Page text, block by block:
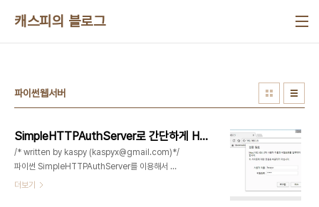
캐스피의 블로그
파이썬웹서버
SimpleHTTPAuthServer로 간단하게 HTTP 서버 구축하기
/* written by kaspy (kaspyx@gmail.com)*/
파이썬 SimpleHTTPAuthServer를 이용해서 간
단한 HTTP서버를 구축해보도록하자. 서버 내부 파
더보기